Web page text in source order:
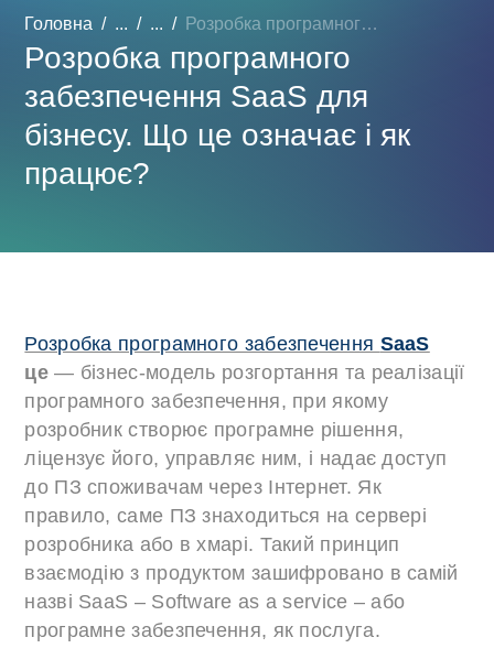
Головна ... ... Розробка програмного забе...
Розробка програмного
забезпечення SaaS для
бізнесу. Що це означає і як
працює?
Розробка програмного забезпечення SaaS
це— бізнес-модель розгортання та реалізації
програмного забезпечення, при якому
розробник створює програмне рішення,
ліцензує його, управляє ним, і надає доступ
до ПЗ споживачам через Інтернет. Як
правило, саме ПЗ знаходиться на сервері
розробника або в хмарі. Такий принцип
взаємодію з продуктом зашифровано в самій
назві SaaS – Software as a service – або
програмне забезпечення, як послуга.